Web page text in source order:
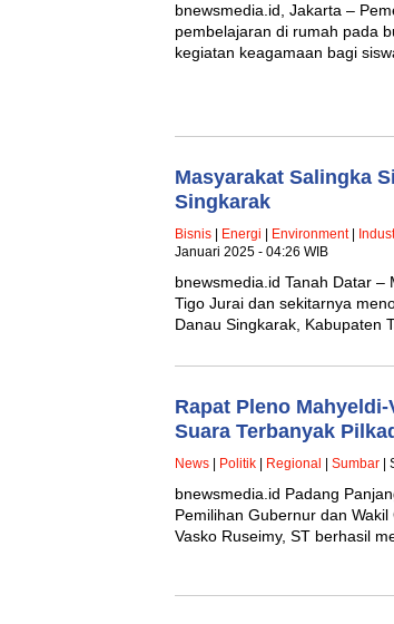
bnewsmedia.id, Jakarta –
pembelajaran di rumah pada
kegiatan keagamaan bagi
Masyarakat Salingka
Singkarak
Bisnis Energi Environment|
Januari 2025 - 04:26 WIB
bnewsmedia.id Tanah Datar
Tigo Jurai dan sekitarnya
Danau Singkarak, Kabupaten
Rapat Pleno
Suara Terbanyak
News Politik Regional Sumbar |
bnewsmedia.id Padang
Pemilihan Gubernur dan
Vasko Ruseimy, ST berhasil